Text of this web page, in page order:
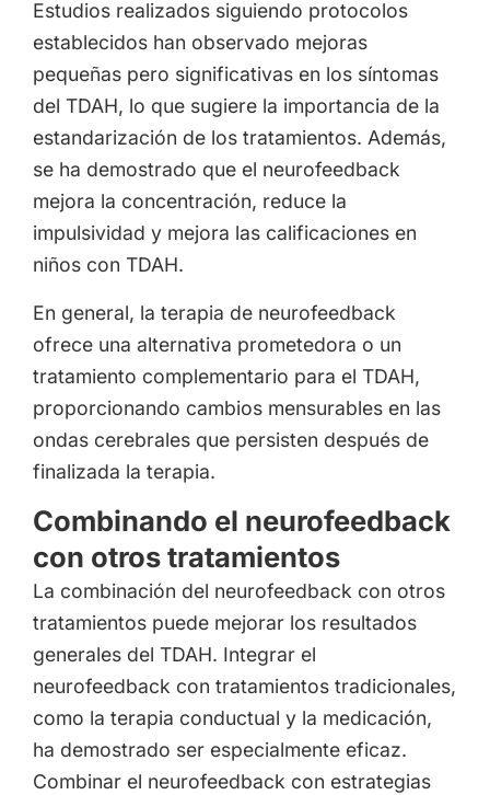
Estudios realizados siguiendo protocolos
establecidos han observado mejoras
pequeñas pero significativas en los síntomas
del TDAH, lo que sugiere la importancia de la
estandarización de los tratamientos. Además,
se ha demostrado que el neurofeedback
mejora la concentración, reduce la
impulsividad y mejora las calificaciones en
niños con TDAH.
En general, la terapia de neurofeedback
ofrece una alternativa prometedora o un
tratamiento complementario para el TDAH,
proporcionando cambios mensurables en las
ondas cerebrales que persisten después de
finalizada la terapia.
Combinando el neurofeedback
con otros tratamientos
La combinación del neurofeedback con otros
tratamientos puede mejorar los resultados
generales del TDAH. Integrar el
neurofeedback con tratamientos tradicionales,
como la terapia conductual y la medicación,
ha demostrado ser especialmente eficaz.
Combinar el neurofeedback con estrategias